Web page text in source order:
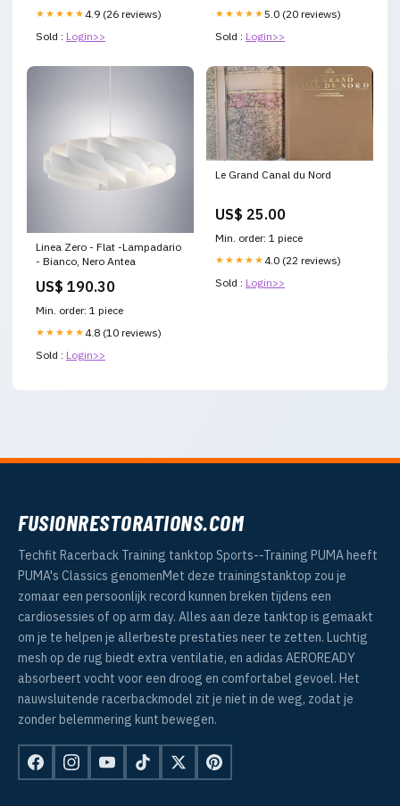
★★★★★ 4.9 (26 reviews)
Sold : Login>>
★★★★★5.0 (20 reviews)
Sold : Login>>
Linea Zero - Flat -Lampadario
- Bianco, Nero Antea
US$ 190.30
Min. order: 1 piece
★★★★★ 4.8 (10 reviews)
Sold : Login>>
Le Grand Canal du Nord
US$ 25.00
Min. order: 1 piece
★★★★★ 4.0 (22 reviews)
Sold : Login>>
FUSIONRESTORATIONS.COM
Techfit Racerback Training tanktop Sports--Training PUMA heeft
PUMA's Classics genomenMet deze trainingstanktop zou je
zomaar een persoonlijk record kunnen breken tijdens een
cardiosessies of op arm day. Alles aan deze tanktop is gemaakt
om je te helpen je allerbeste prestaties neer te zetten. Luchtig
mesh op de rug biedt extra ventilatie, en adidas AEROREADY
absorbeert vocht voor een droog en comfortabel gevoel. Het
nauwsluitende racerbackmodel zit je niet in de weg, zodat je
zonder belemmering kunt bewegen.